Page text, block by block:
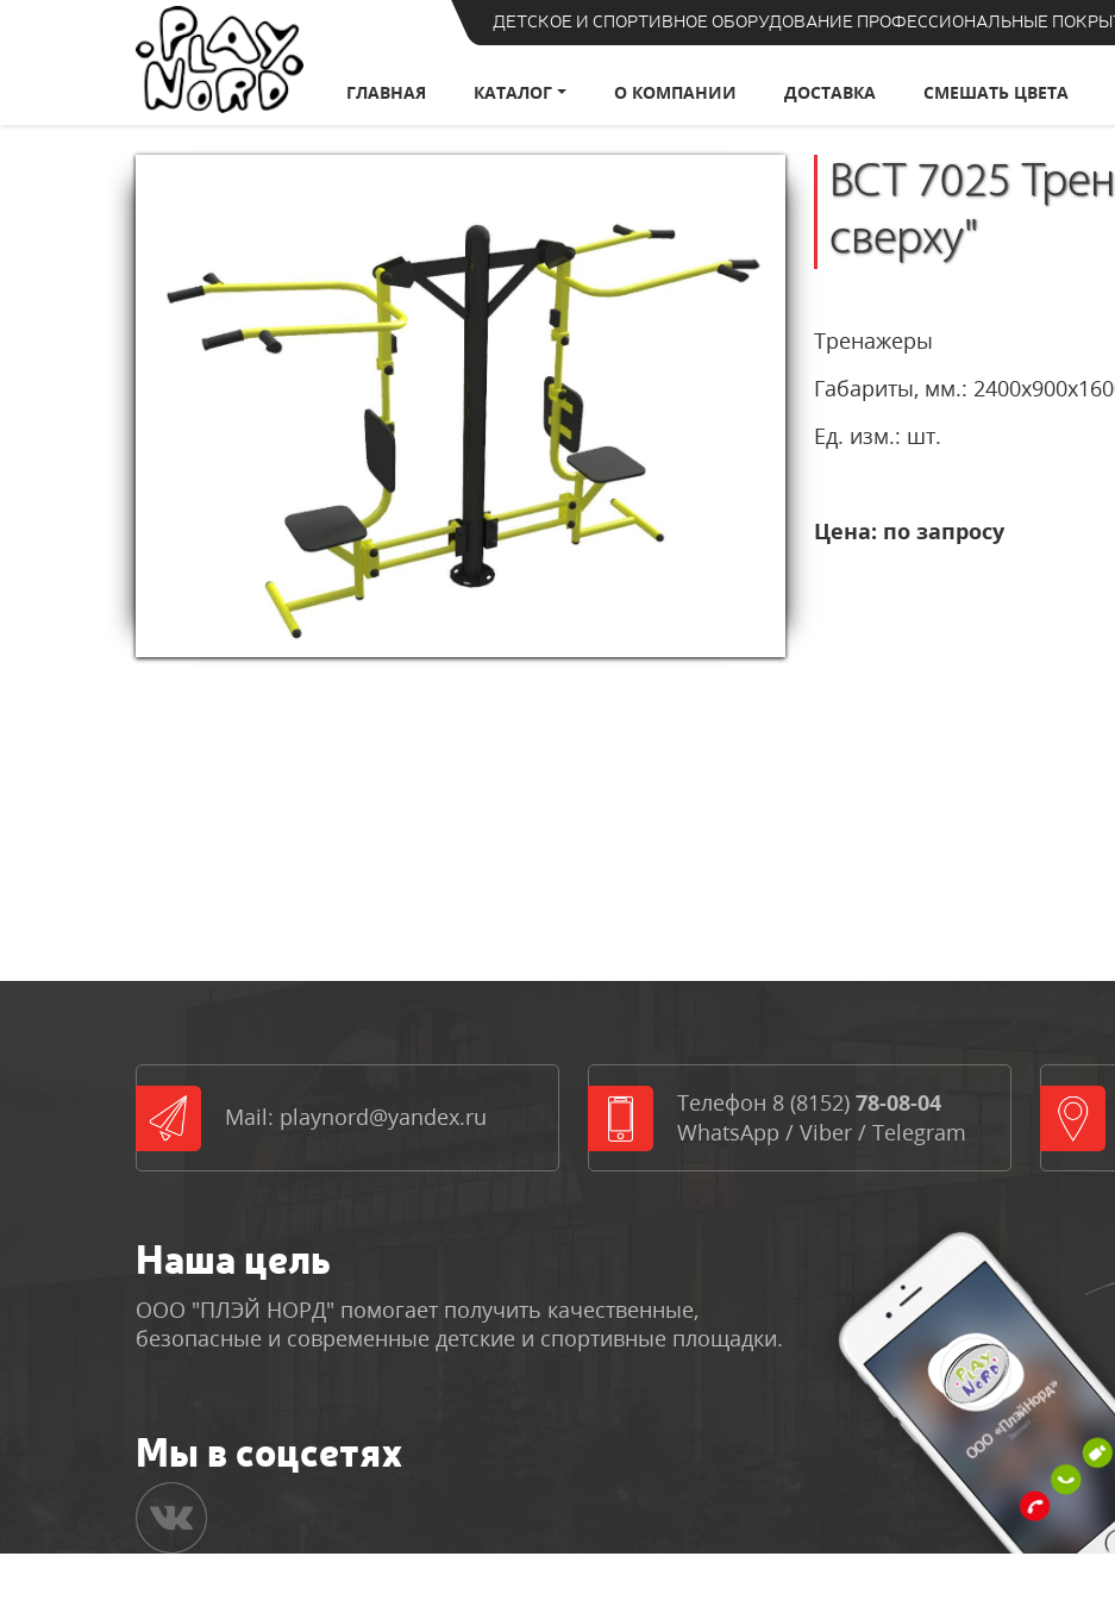
ДЕТСКОЕ И СПОРТИВНОЕ ОБОРУДОВАНИЕ ПРОФЕССИОНАЛЬНЫЕ
ГЛАВНАЯ КАТАЛОГ О КОМПАНИИ ДОСТАВКА СМЕШАТЬ ЦВЕТА
ВСТ 7025
сверху"
Тренажеры
Габариты, мм.:
Ед. изм.: шт.
Цена: по запросу
Mail: playnord@yandex.ru Телефон 8 (8152) 78-08-04
WhatsApp / Viber / Telegram
Наша цель
ООО "ПЛЭЙ НОРД" помогает получить качественные,
безопасные и современные детские и спортивные площадки.
Мы в соцсетях